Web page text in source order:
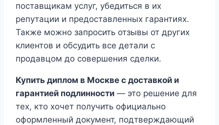
поставщикам услуг, убедиться в их
репутации и предоставленных гарантиях.
Также можно запросить отзывы от других
клиентов и обсудить все детали с
продавцом до совершения сделки.
Купить диплом в Москве с доставкой и
гарантией подлинности — это решение для
тех, кто хочет получить официально
оформленный документ, подтверждающий